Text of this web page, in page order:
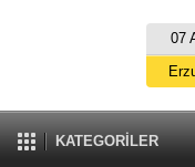
07
KATEGORİLER